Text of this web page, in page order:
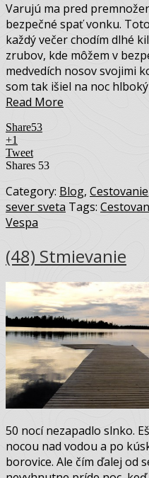
Varujú ma pred
bezpečné spať vonku.
každý večer chodím dlhé
zrubov, kde môžem v
medvedích nosov svojimi
som tak išiel na noc
Read More
Share53
+1
Tweet
Shares 53
Category: Blog, Cestovanie
sever sveta Tags:
Vespa
(48) Stmievanie
50 nocí nezapadlo slnko.
nocou nad vodou a po
borovice. Ale čím ďalej od